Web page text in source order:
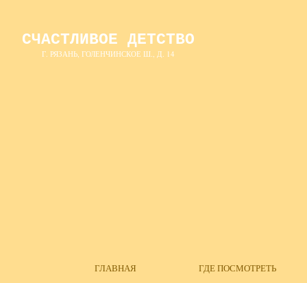
СЧАСТЛИВОЕ ДЕТСТВО
Г. РЯЗАНЬ, ГОЛЕНЧИНСКОЕ Ш., Д. 14
ГЛАВНАЯ ГДЕ ПОСМОТРЕТЬ